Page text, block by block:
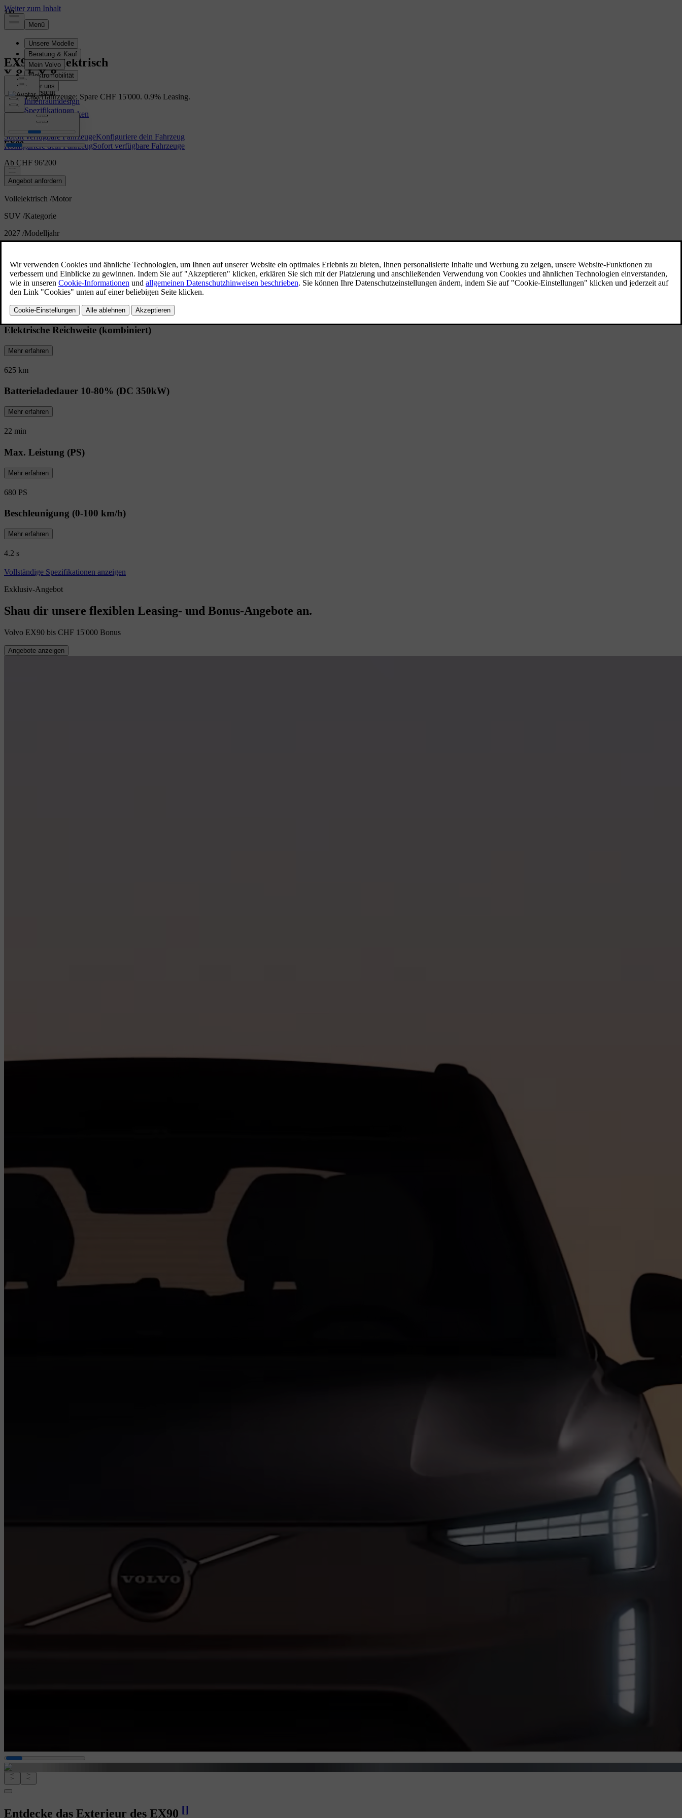
EX90 Vollelektrisch
Übersicht
Innenraumdesign
Spezifikationen
Features
Sofort verfügbare FahrzeugeKonfiguriere dein Fahrzeug
Konfiguriere dein FahrzeugSofort verfügbare Fahrzeuge
EX90 Lagerfahrzeuge: Spare CHF 15'000. 0.9% Leasing.
Lagerfahrzeuge entdecken
EX90
Ab CHF 96'200
Angebot anfordern
Vollelektrisch /Motor
SUV /Kategorie
2027 /Modelljahr
Entspanne dich bei reibungslosen, ununterbrochenen Fahrten. Dieser
luxuriöse Familien-SUV mit 7 Sitzen ist auf absoluten Komfort
ausgelegt.
Elektrische Reichweite (kombiniert)
Mehr erfahren
625 km
Batterieladedauer 10-80% (DC 350kW)
Mehr erfahren
22 min
Max. Leistung (PS)
Mehr erfahren
680 PS
Beschleunigung (0-100 km/h)
Mehr erfahren
4.2 s
Vollständige Spezifikationen anzeigen
Exklusiv-Angebot
Shau dir unsere flexiblen Leasing- und Bonus-Angebote an.
Volvo EX90 bis CHF 15'000 Bonus
Angebote anzeigen
Entdecke das Exterieur des EX90 []
1/0
1/0
1/0